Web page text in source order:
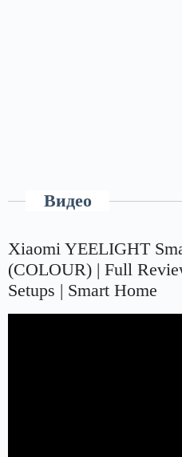
Видео
Xiaomi YEELIGHT
(COLOUR) | Full
Setups | Smart Home